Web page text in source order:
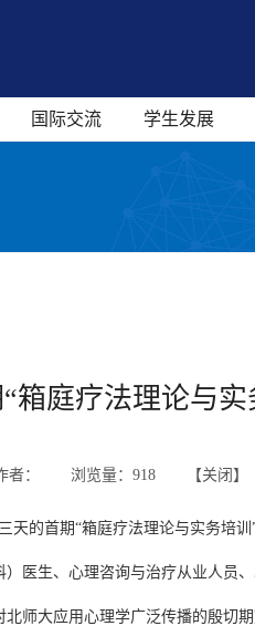
国际交流 学生发展
箱庭疗法理论与
： 浏览量： 918 【关闭 】
天的首期“箱庭疗法理论与实务培
医生、心理咨询与治疗从业人员
师大应用心理学广泛传播的殷切